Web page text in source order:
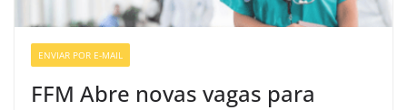
ENVIAR POR E-MAIL
FFM Abre novas vagas para